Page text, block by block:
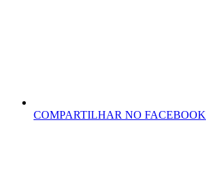
COMPARTILHAR NO FACEBOOK